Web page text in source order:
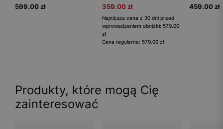
599.00 zł
359.00 zł
Najniższa cena z 30 dni przed
wprowadzeniem obniżki: 579.00
zł
Cena regularna: 579.00 zł
459.00 zł
Produkty, które mogą Cię
zainteresować